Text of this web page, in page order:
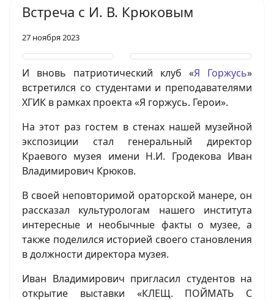
Встреча с И. В. Крюковым
27 ноября 2023
И вновь патриотический клуб «Я Горжусь»
встретился со студентами и преподавателями
ХГИК в рамках проекта «Я горжусь. Герои».
На этот раз гостем в стенах нашей музейной
экспозиции стал генеральный директор
Краевого музея имени Н.И. Гродекова Иван
Владимирович Крюков.
В своей неповторимой ораторской манере, он
рассказал культурологам нашего института
интересные и необычные факты о музее, а
также поделился историей своего становления
в должности директора музея.
Иван Владимирович пригласил студентов на
открытие выставки «КЛЕЩ. ПОЙМАТЬ С